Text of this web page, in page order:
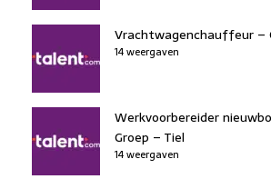
Vrachtwagenchauffeur –
14 weergaven
Werkvoorbereider
Groep – Tiel
14 weergaven